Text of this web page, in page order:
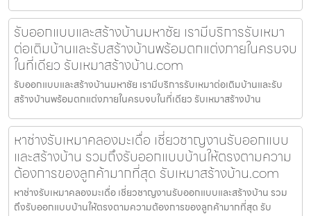
รับออกแบบและสร้างบ้านมหาชัย เรามีบริการรับเหมา
ต่อเติมบ้านและรับสร้างบ้านพร้อมตกแต่งภายในครบจบ
ในที่เดียว รับเหมาสร้างบ้าน.com
รับออกแบบและสร้างบ้านมหาชัย เรามีบริการรับเหมาต่อเติมบ้านและรับ
สร้างบ้านพร้อมตกแต่งภายในครบจบในที่เดียว รับเหมาสร้างบ้าน
หาช่างรับเหมาคลองมะเดื่อ เชี่ยวชาญงานรับออกแบบ
และสร้างบ้าน รวมถึงรับออกแบบบ้านให้ตรงตามความ
ต้องการของลูกค้ามากที่สุด รับเหมาสร้างบ้าน.com
หาช่างรับเหมาคลองมะเดื่อ เชี่ยวชาญงานรับออกแบบและสร้างบ้าน รวม
ถึงรับออกแบบบ้านให้ตรงตามความต้องการของลูกค้ามากที่สุด รับ